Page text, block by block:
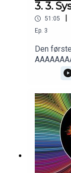
3. 3.
51:05
Ep. 3
Den